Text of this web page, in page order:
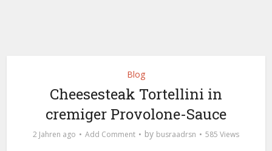
Blog
Cheesesteak Tortellini in
cremiger Provolone-Sauce
2 Jahren ago Add Comment by busraadrsn 585 Views